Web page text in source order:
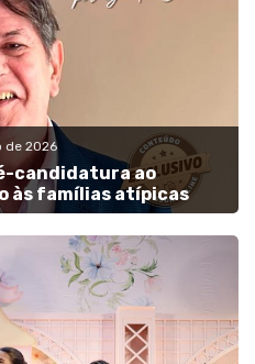
de 2026
candidatura ao
às famílias atípicas